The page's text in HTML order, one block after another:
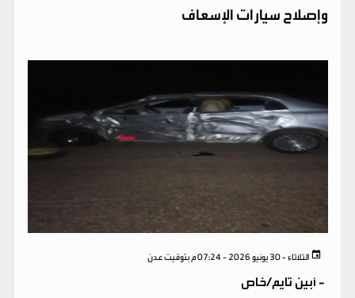
وإصلاح سيارات الإسعاف
الثلاثاء - 30 يونيو 2026 - 07:24 م بتوقيت عدن
- أبين تايم/خاص